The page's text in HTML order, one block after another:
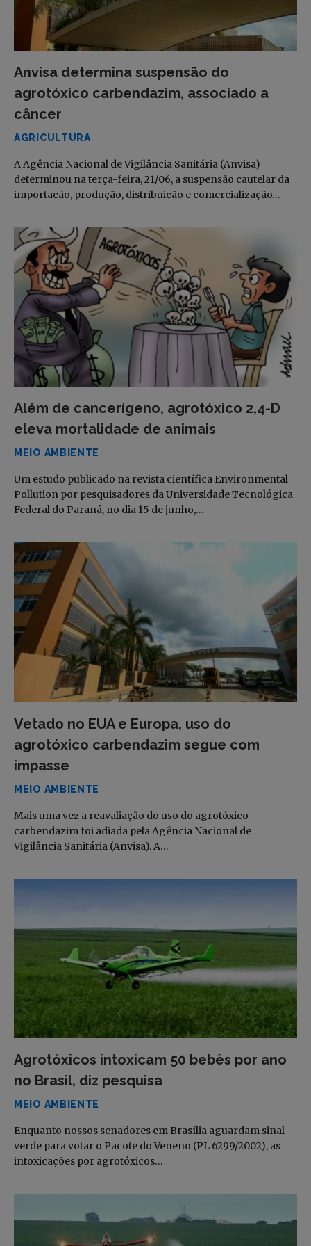
Anvisa determina suspensão do
agrotóxico carbendazim, associado a
câncer
AGRICULTURA
A Agência Nacional de Vigilância Sanitária (Anvisa)
determinou na terça-feira, 21/06, a suspensão cautelar da
importação, produção, distribuição e comercialização…
Além de cancerígeno, agrotóxico 2,4-D
eleva mortalidade de animais
MEIO AMBIENTE
Um estudo publicado na revista científica Environmental
Pollution por pesquisadores da Universidade Tecnológica
Federal do Paraná, no dia 15 de junho,…
Vetado no EUA e Europa, uso do
agrotóxico carbendazim segue com
impasse
MEIO AMBIENTE
Mais uma vez a reavaliação do uso do agrotóxico
carbendazim foi adiada pela Agência Nacional de
Vigilância Sanitária (Anvisa). A…
Agrotóxicos intoxicam 50 bebês por ano
no Brasil, diz pesquisa
MEIO AMBIENTE
Enquanto nossos senadores em Brasília aguardam sinal
verde para votar o Pacote do Veneno (PL 6299/2002), as
intoxicações por agrotóxicos…